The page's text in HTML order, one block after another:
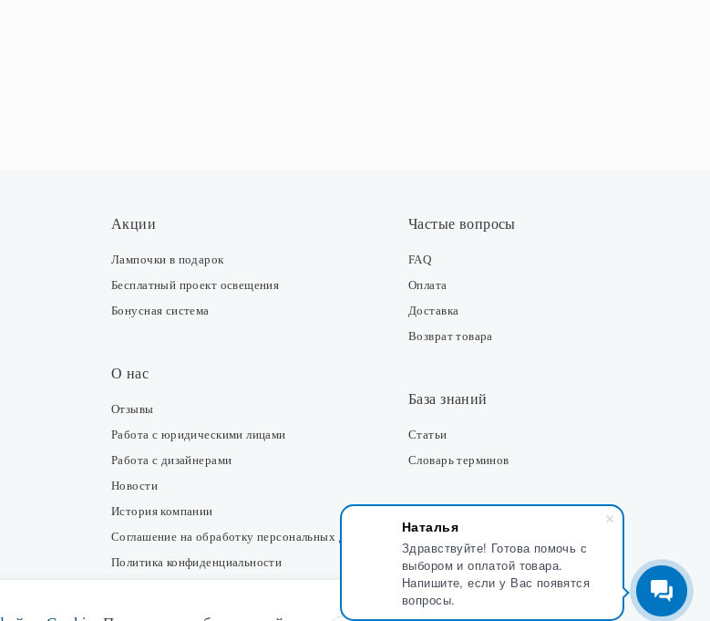
Наталья
Здравствуйте! Готова помочь с
выбором и оплатой товара.
Напишите, если у Вас появятся
вопросы.
Акции
Лампочки в подарок
Бесплатный проект освещения
Бонусная система
О нас
Отзывы
Работа с юридическими лицами
Работа с дизайнерами
Новости
История компании
Соглашение на обработку персональных данных
Политика конфиденциальности
Частые вопросы
FAQ
Оплата
Доставка
Возврат товара
База знаний
Статьи
Словарь терминов
Контакты
Розничные магазины
Интернет-магазин
Отдел закупки